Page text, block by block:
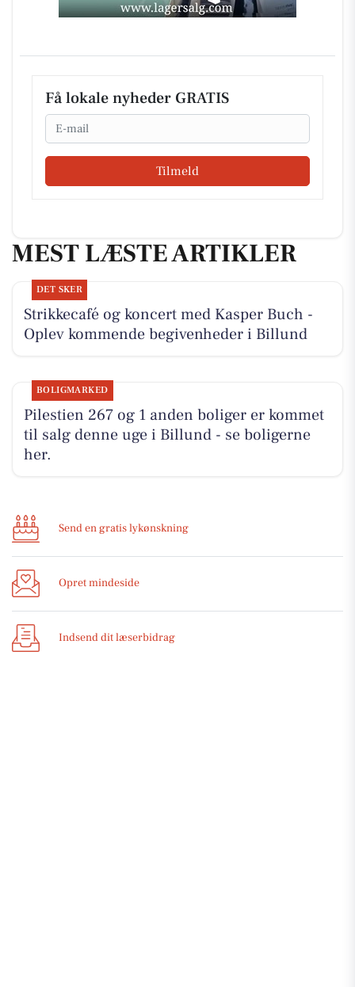
Få lokale nyheder GRATIS
Email
Tilmeld
MEST LÆSTE ARTIKLER
DET SKER
Strikkecafé og koncert med Kasper Buch -
Oplev kommende begivenheder i Billund
BOLIGMARKED
Pilestien 267 og 1 anden boliger er kommet
til salg denne uge i Billund - se boligerne
her.
Send en gratis lykønskning
Opret mindeside
Indsend dit læserbidrag